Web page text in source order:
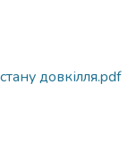
довкілля.pdf